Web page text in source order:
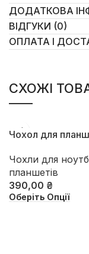
ДОДАТКОВА
ВІДГУКИ (0)
ОПЛАТА І
СХОЖІ
Чохол для
Чохли для
планшетів
390,00 ₴
Оберіть Опції